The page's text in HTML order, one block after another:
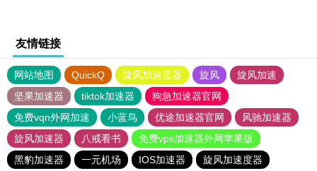
友情链接
网站地图 QuickQ 旋风加速度器 旋风
旋风加速
坚果加速器
tiktok加速器
狗急加速器官网
免费vqn外网加速
小蓝鸟 优途加速器官网
风驰加速器
旋风加速器
八戒看书
免费vps加速器外网苹果版
黑豹加速器
一元机场 IOS加速器 旋风加速度器